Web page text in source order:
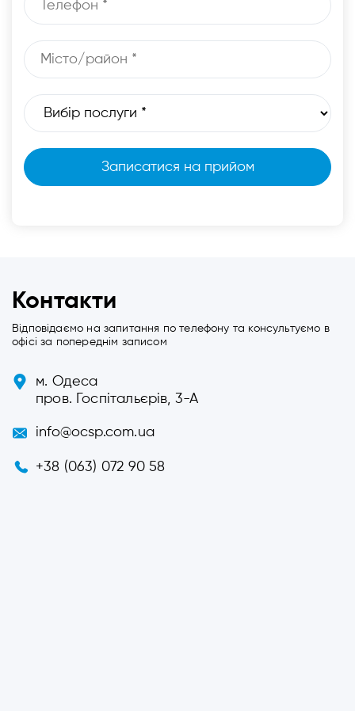
Контакти
Відповідаємо на запитання по телефону та консультуємо в
офісі за попереднім записом
м. Одеса
пров. Госпітальєрів, 3-А
info@ocsp.com.ua
+38 (063) 072 90 58